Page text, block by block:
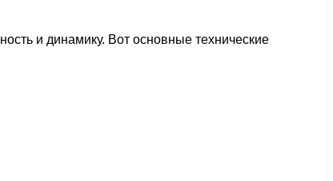
и динамику. Вот основные технические